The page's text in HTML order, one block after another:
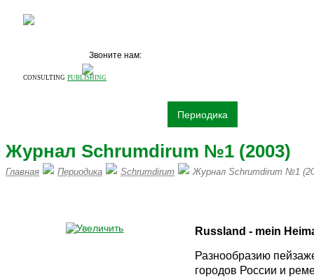
CONSULTING PUBLISHING
Звоните нам:
Периодика
Журнал Schrumdirum №1 (2003)
Главная Периодика Schrumdirum Журнал Schrumdirum №1
Russland - mein
Разнообразию
городов России и